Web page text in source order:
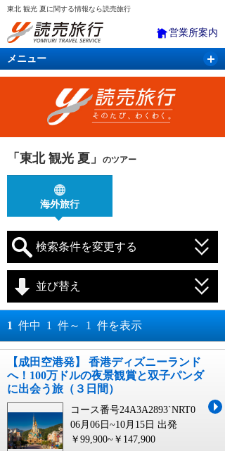
東北 観光 夏に関する情報なら読売旅行
営業所案内
メニュー
国内旅行 バスツアー 海外旅行
「東北 観光 夏」 のツアー
海外旅行
検索条件を変更する
月 日～
月
並び替え
おすすめ順
料金が安い順
料金が高い順
1 件中 1 件～ 1 件を表示
【成田空港発】 香港ディズニーランド
へ！100万ドルの夜景観賞と双子パンダ
に出会う旅（３日間）
コース番号24A3A2893`NRT0
06月06日~10月15日 出発
￥99,900~￥147,900